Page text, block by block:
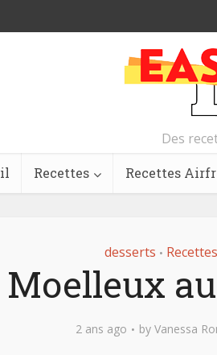
Des
Recettes Recettes
desserts • Recettes
Moelleux
2 ans ago by Vanessa